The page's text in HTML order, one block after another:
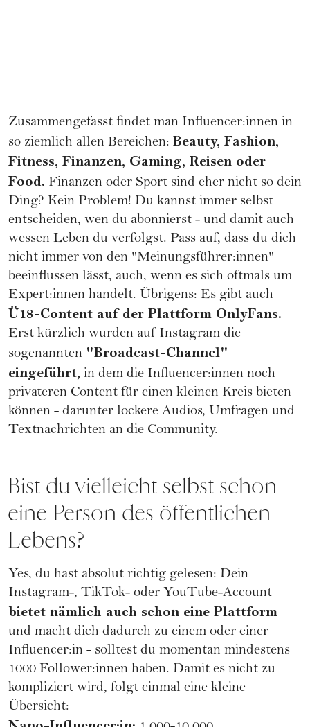
Zusammengefasst findet man Influencer:innen in
so ziemlich allen Bereichen: Beauty, Fashion,
Fitness, Finanzen, Gaming, Reisen oder
Food. Finanzen oder Sport sind eher nicht so dein
Ding? Kein Problem! Du kannst immer selbst
entscheiden, wen du abonnierst - und damit auch
wessen Leben du verfolgst. Pass auf, dass du dich
nicht immer von den "Meinungsführer:innen"
beeinflussen lässt, auch, wenn es sich oftmals um
Expert:innen handelt. Übrigens: Es gibt auch
Ü18-Content auf der Plattform OnlyFans.
Erst kürzlich wurden auf Instagram die
sogenannten "Broadcast-Channel"
eingeführt, in dem die Influencer:innen noch
privateren Content für einen kleinen Kreis bieten
können - darunter lockere Audios, Umfragen und
Textnachrichten an die Community.
Bist du vielleicht selbst schon
eine Person des öffentlichen
Lebens?
Yes, du hast absolut richtig gelesen: Dein
Instagram-, TikTok- oder YouTube-Account
bietet nämlich auch schon eine Plattform
und macht dich dadurch zu einem oder einer
Influencer:in - solltest du momentan mindestens
1000 Follower:innen haben. Damit es nicht zu
kompliziert wird, folgt einmal eine kleine
Übersicht: